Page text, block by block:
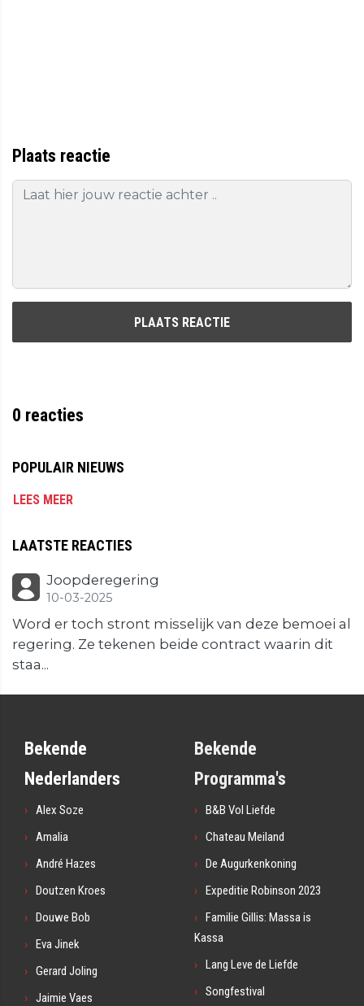
Plaats reactie
PLAATS REACTIE
0 reacties
POPULAIR NIEUWS
LEES MEER
LAATSTE REACTIES
Joopderegering
10-03-2025
Word er toch stront misselijk van deze bemoei al
regering. Ze tekenen beide contract waarin dit
staa...
Bekende
Nederlanders
Alex Soze
Amalia
André Hazes
Doutzen Kroes
Douwe Bob
Eva Jinek
Gerard Joling
Jaimie Vaes
Bekende
Programma's
B&B Vol Liefde
Chateau Meiland
De Augurkenkoning
Expeditie Robinson 2023
Familie Gillis: Massa is
Kassa
Lang Leve de Liefde
Songfestival